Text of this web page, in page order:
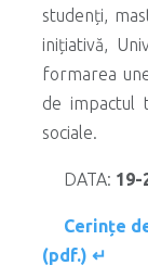
studenți,
inițiativă,
formarea
de impactul
sociale.
DATA: 19-
Cerințe
(pdf.) ↵